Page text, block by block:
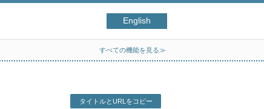
English
すべての機能を見る≫
タイトルとURLをコピー